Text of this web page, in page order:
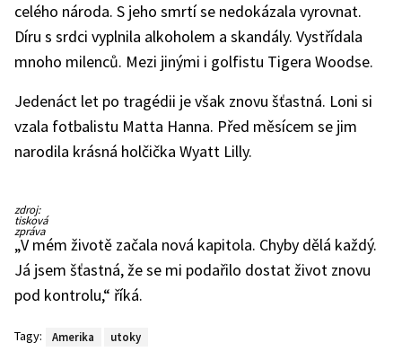
celého národa. S jeho smrtí se nedokázala vyrovnat.
Díru s srdci vyplnila alkoholem a skandály. Vystřídala
mnoho milenců. Mezi jinými i golfistu Tigera Woodse.
Jedenáct let po tragédii je však znovu šťastná. Loni si
vzala fotbalistu Matta Hanna. Před měsícem se jim
narodila krásná holčička Wyatt Lilly.
zdroj:
tisková
zpráva
„V mém životě začala nová kapitola. Chyby dělá každý.
Já jsem šťastná, že se mi podařilo dostat život znovu
pod kontrolu,“ říká.
Tagy: Amerika utoky